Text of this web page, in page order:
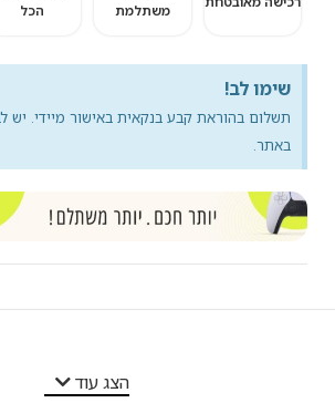
משתלמת
הכל
שימו לב!
תשלום בהוראת קבע בנקאית באישור מיידי. יש
באתר.
הצג עוד